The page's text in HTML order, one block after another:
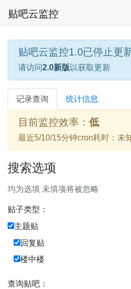
贴吧云监控
贴吧云监控1.0已停止更
请访问2.0新版 以获取更新
记录查询 统计信息
目前监控效率： 低
最近5/10/15分钟cron耗时：未
搜索选项
均为选填 未填项将被忽略
贴子类型：
主题贴
回复贴
楼中楼
查询贴吧：